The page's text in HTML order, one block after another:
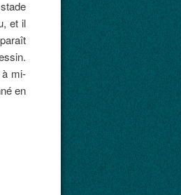
et il
mi-
en